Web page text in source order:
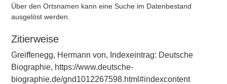
Über den Ortsnamen kann eine Suche im Datenbestand
ausgelöst werden.
Zitierweise
Greiffenegg, Hermann von, Indexeintrag: Deutsche
Biographie, https://www.deutsche-
biographie.de/gnd1012267598.html#indexcontent